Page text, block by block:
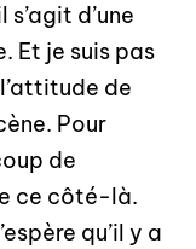
d’une
Et je suis pas
de
Pour
de
ce côté-là.
qu’il y a